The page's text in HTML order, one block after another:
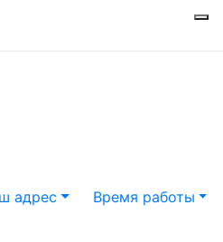
адрес Время работы